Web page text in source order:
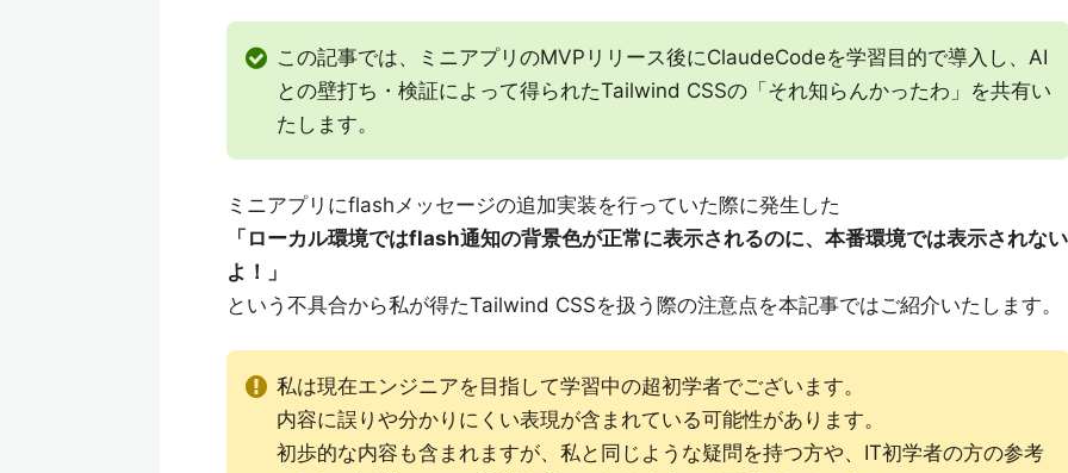
この記事では、ミニアプリのMVPリリース後にClaudeCodeを学習目的で導入し、AI
との壁打ち・検証によって得られたTailwind CSSの「それ知らんかったわ」を共有い
たします。
ミニアプリにflashメッセージの追加実装を行っていた際に発生した
「ローカル環境ではflash通知の背景色が正常に表示されるのに、本番環境では表示されない
よ！」
という不具合から私が得たTailwind CSSを扱う際の注意点を本記事ではご紹介いたします。
私は現在エンジニアを目指して学習中の超初学者でございます。
内容に誤りや分かりにくい表現が含まれている可能性があります。
初歩的な内容も含まれますが、私と同じような疑問を持つ方や、IT初学者の方の参考